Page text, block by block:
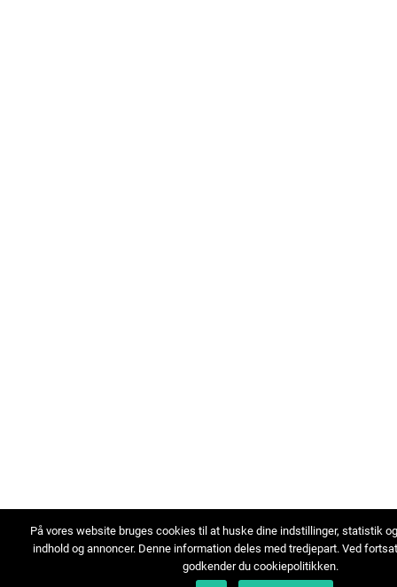
På vores website bruges cookies til at huske dine indstillinger, statistik
indhold og annoncer. Denne information deles med tredjepart. Ved
godkender du cookiepolitikken.